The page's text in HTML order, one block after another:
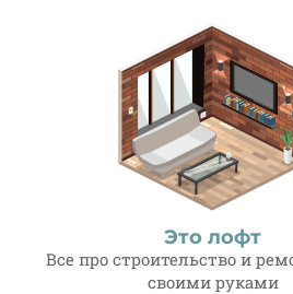
Это лофт
Все про строительство и
своими руками